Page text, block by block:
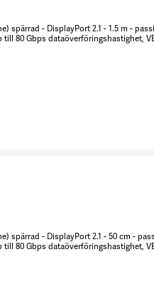
spärrad - DisplayPort 2.1 - 1.5 m -
80 Gbps dataöverföringshastighet,
spärrad - DisplayPort 2.1 - 50 cm -
80 Gbps dataöverföringshastighet,